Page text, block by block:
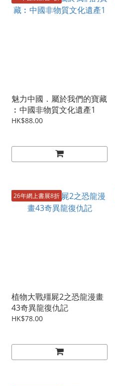
魅力中國．屬於我們的寶藏
︰中國非物質文化遺產1
HK$88.00
26年網上書展8折
植物大戰殭屍2之恐龍漫畫
43奇異龍復仇記
HK$78.00